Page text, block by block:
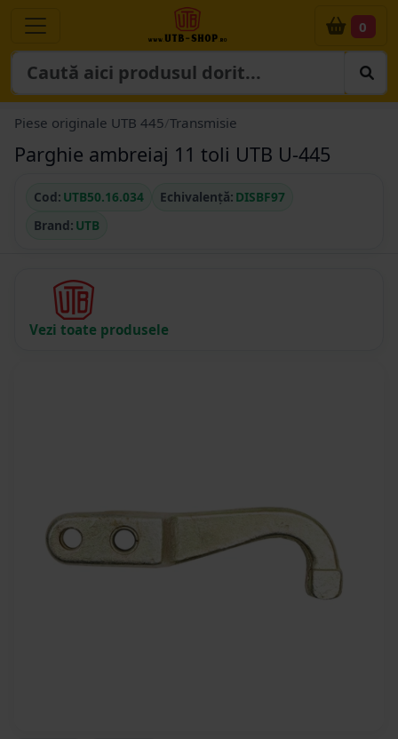
0
Piese originale UTB 445 Transmisie
Parghie ambreiaj 11 toli UTB U-445
Cod: UTB50.16.034 Echivalență: DISBF97
Brand: UTB
Vezi toate produsele